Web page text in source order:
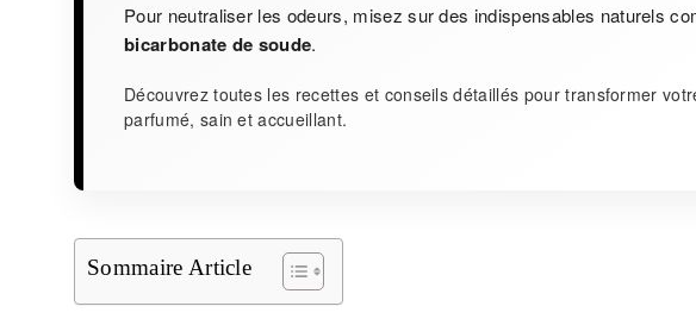
Pour neutraliser les odeurs, misez sur des indispensables naturels
bicarbonate de soude.
Découvrez toutes les recettes et conseils détaillés pour transformer
parfumé, sain et accueillant.
Sommaire Article